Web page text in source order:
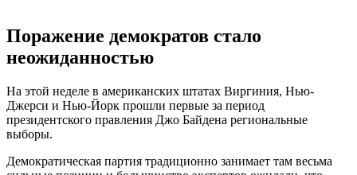
Поражение демократов стало
неожиданностью
На этой неделе в американских штатах Виргиния, Нью-
Джерси и Нью-Йорк прошли первые за период
президентского правления Джо Байдена региональные
выборы.
Демократическая партия традиционно занимает там весьма